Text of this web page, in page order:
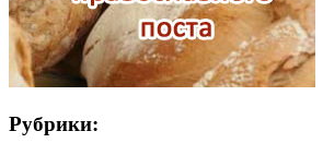
Рубрики: